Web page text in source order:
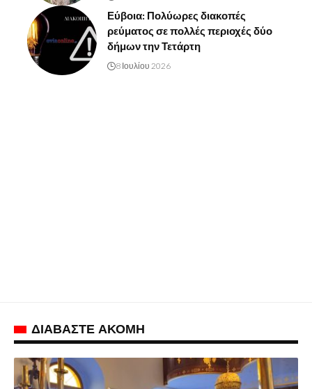
Εύβοια: Πολύωρες διακοπές
ρεύματος σε πολλές περιοχές δύο
δήμων την Τετάρτη
8 Ιουλίου 2026
ΔΙΑΒΑΣΤΕ ΑΚΟΜΗ